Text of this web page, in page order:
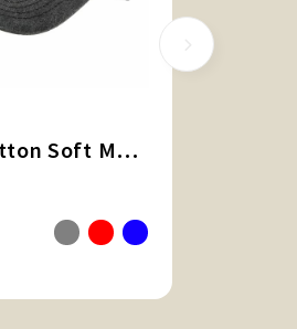
Washed Cotton Soft Mesh Trucker Cap